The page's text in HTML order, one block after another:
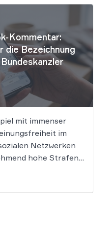
greift die
Das Landgericht
I) hat in […]
Kommentar:
die Bezeichnung
mit immenser
im
Netzwerken
hohe Strafen.
eine empfindliche
dieser den